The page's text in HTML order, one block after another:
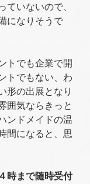
ていないので、
になりそうで
トでも企業で開
トでもない、わ
形の出展となり
囲気ならきっと
ンドメイドの温
間になると、思
時まで随時受付